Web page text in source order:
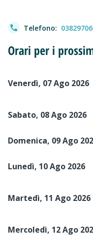
Telefono:
Orari per i
Venerdì, 07 Ago 2026
Sabato, 08 Ago 2026
Domenica, 09 Ago
Lunedì, 10 Ago 2026
Martedì, 11 Ago 2026
Mercoledì, 12 Ago